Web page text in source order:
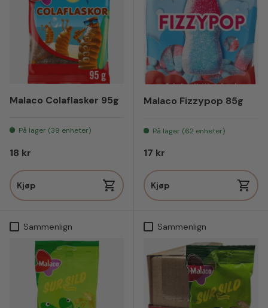
Malaco Colaflasker 95g
På lager (39 enheter)
Vanlig pris
18 kr
Kjøp
Malaco Fizzypop 85g
På lager (62 enheter)
Vanlig pris
17 kr
Kjøp
Sammenlign Sammenlign